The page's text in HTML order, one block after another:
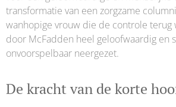
transformatie van een zorgzame
wanhopige vrouw die de controle
door McFadden heel geloofwaardig en
onvoorspelbaar neergezet.
De kracht van de korte